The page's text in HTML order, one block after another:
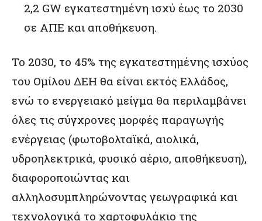
2,2 GW εγκατεστημένη ισχύ έως το 2030
σε ΑΠΕ και αποθήκευση.
Το 2030, το 45% της εγκατεστημένης ισχύος
του Ομίλου ΔΕΗ θα είναι εκτός Ελλάδος,
ενώ το ενεργειακό μείγμα θα περιλαμβάνει
όλες τις σύγχρονες μορφές παραγωγής
ενέργειας (φωτοβολταϊκά, αιολικά,
υδροηλεκτρικά, φυσικό αέριο, αποθήκευση),
διαφοροποιώντας και
αλληλοσυμπληρώνοντας γεωγραφικά και
τεχνολογικά το χαρτοφυλάκιο της